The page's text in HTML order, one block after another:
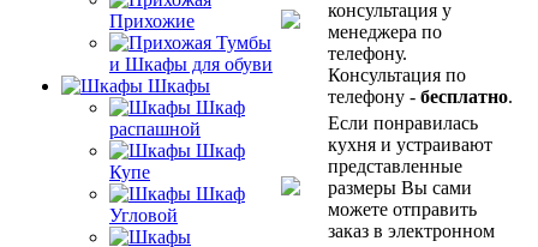
Прихожие
Тумбы
и Шкафы для обуви
Шкафы
Шкаф
распашной
Шкаф
Купе
Шкаф
Угловой
консультация у
менеджера по
телефону.
Консультация по
телефону - бесплатно.
Если понравилась
кухня и устраивают
представленные
размеры Вы сами
можете отправить
заказ в электронном